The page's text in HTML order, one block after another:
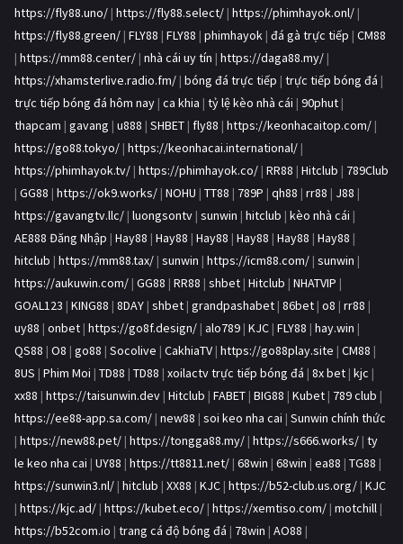
https://fly88.uno/ | https://fly88.select/ | https://phimhayok.onl/ |
https://fly88.green/ | FLY88 | FLY88 | phimhayok | đá gà trực tiếp | CM88
| https://mm88.center/ | nhà cái uy tín | https://daga88.my/ |
https://xhamsterlive.radio.fm/ | bóng đá trực tiếp | trực tiếp bóng đá |
trực tiếp bóng đá hôm nay | ca khia | tỷ lệ kèo nhà cái | 90phut |
thapcam | gavang | u888 | SHBET | fly88 | https://keonhacaitop.com/ |
https://go88.tokyo/ | https://keonhacai.international/ |
https://phimhayok.tv/ | https://phimhayok.co/ | RR88 | Hitclub | 789Club
| GG88 | https://ok9.works/ | NOHU | TT88 | 789P | qh88 | rr88 | J88 |
https://gavangtv.llc/ | luongsontv | sunwin | hitclub | kèo nhà cái |
AE888 Đăng Nhập | Hay88 | Hay88 | Hay88 | Hay88 | Hay88 | Hay88 |
hitclub | https://mm88.tax/ | sunwin | https://icm88.com/ | sunwin |
https://aukuwin.com/ | GG88 | RR88 | shbet | Hitclub | NHATVIP |
GOAL123 | KING88 | 8DAY | shbet | grandpashabet | 86bet | o8 | rr88 |
uy88 | onbet | https://go8f.design/ | alo789 | KJC | FLY88 | hay.win |
QS88 | O8 | go88 | Socolive | CakhiaTV | https://go88play.site | CM88 |
8US | Phim Moi | TD88 | TD88 | xoilactv trực tiếp bóng đá | 8x bet | kjc |
xx88 | https://taisunwin.dev | Hitclub | FABET | BIG88 | Kubet | 789 club |
https://ee88-app.sa.com/ | new88 | soi keo nha cai | Sunwin chính thức
| https://new88.pet/ | https://tongga88.my/ | https://s666.works/ | ty
le keo nha cai | UY88 | https://tt8811.net/ | 68win | 68win | ea88 | TG88 |
https://sunwin3.nl/ | hitclub | XX88 | KJC | https://b52-club.us.org/ | KJC
| https://kjc.ad/ | https://kubet.eco/ | https://xemtiso.com/ | motchill |
https://b52com.io | trang cá độ bóng đá | 78win | AO88 |